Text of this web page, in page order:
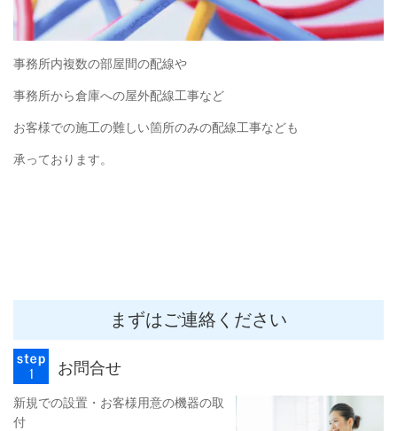
事務所内複数の部屋間の配線や
事務所から倉庫への屋外配線工事など
お客様での施工の難しい箇所のみの配線工事なども
承っております。
まずはご連絡ください
お問合せ
新規での設置・お客様用意の機器の取
付